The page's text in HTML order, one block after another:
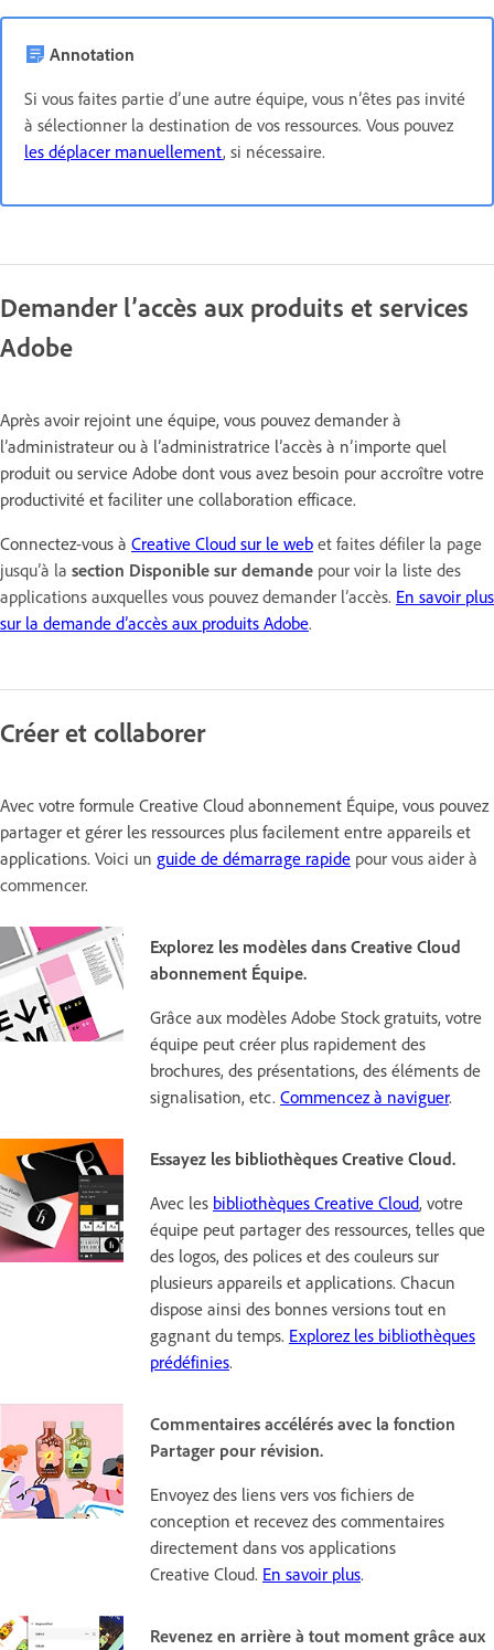
Annotation
Si vous faites partie d’une autre équipe, vous n’êtes pas invité
à sélectionner la destination de vos ressources. Vous pouvez
les déplacer manuellement, si nécessaire.
Demander l’accès aux produits et services
Adobe
Après avoir rejoint une équipe, vous pouvez demander à
l’administrateur ou à l’administratrice l’accès à n’importe quel
produit ou service Adobe dont vous avez besoin pour accroître votre
productivité et faciliter une collaboration efficace.
Connectez-vous à Creative Cloud sur le web et faites défiler la page
jusqu’à la section Disponible sur demande pour voir la liste des
applications auxquelles vous pouvez demander l’accès. En savoir plus
sur la demande d’accès aux produits Adobe.
Créer et collaborer
Avec votre formule Creative Cloud abonnement Équipe, vous pouvez
partager et gérer les ressources plus facilement entre appareils et
applications. Voici un guide de démarrage rapide pour vous aider à
commencer.
Explorez les modèles dans Creative Cloud
abonnement Équipe.
Grâce aux modèles Adobe Stock gratuits, votre
équipe peut créer plus rapidement des
brochures, des présentations, des éléments de
signalisation, etc. Commencez à naviguer.
Essayez les bibliothèques Creative Cloud.
Avec les bibliothèques Creative Cloud, votre
équipe peut partager des ressources, telles que
des logos, des polices et des couleurs sur
plusieurs appareils et applications. Chacun
dispose ainsi des bonnes versions tout en
gagnant du temps. Explorez les bibliothèques
prédéfinies.
Commentaires accélérés avec la fonction
Partager pour révision.
Envoyez des liens vers vos fichiers de
conception et recevez des commentaires
directement dans vos applications
Creative Cloud. En savoir plus.
Revenez en arrière à tout moment grâce aux